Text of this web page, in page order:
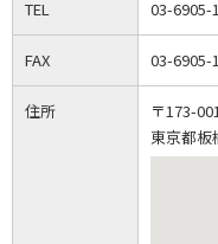
TEL 03-6905-
FAX 03-6905-
住所
〒173-
東京都板